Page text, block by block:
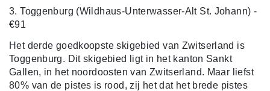
3. Toggenburg (Wildhaus-Unterwasser-Alt St. Johann) -
€91
Het derde goedkoopste skigebied van Zwitserland is
Toggenburg. Dit skigebied ligt in het kanton Sankt
Gallen, in het noordoosten van Zwitserland. Maar liefst
80% van de pistes is rood, zij het dat het brede pistes